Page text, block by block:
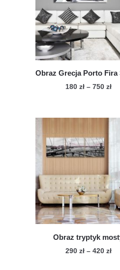
Obraz Grecja Porto Fira
180 zł – 750 zł
produkt
wiele
można
wybrać
na
stronie
Obraz tryptyk
290 zł – 420 zł